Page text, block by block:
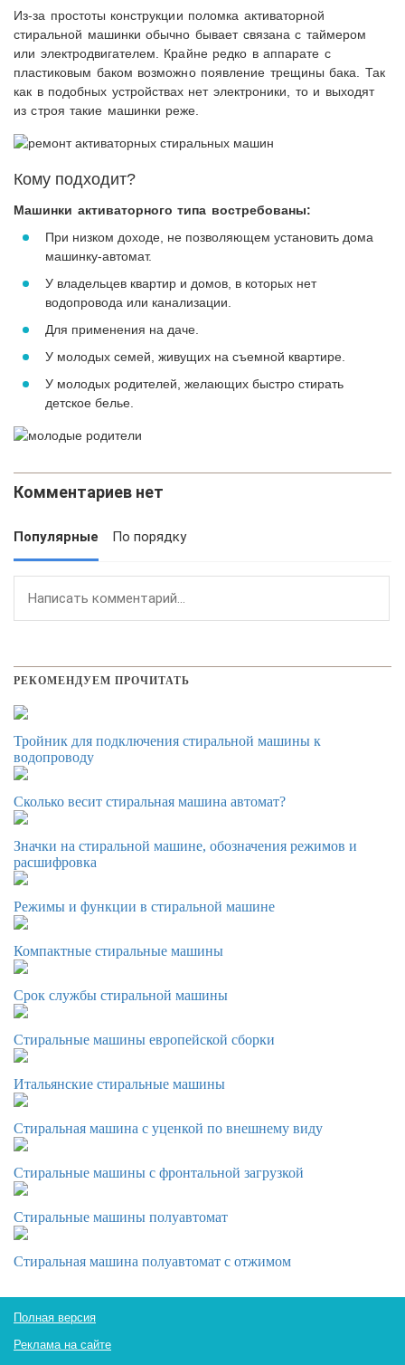
Из-за простоты конструкции поломка активаторной
стиральной машинки обычно бывает связана с таймером
или электродвигателем. Крайне редко в аппарате с
пластиковым баком возможно появление трещины бака. Так
как в подобных устройствах нет электроники, то и выходят
из строя такие машинки реже.
Кому подходит?
Машинки активаторного типа востребованы:
При низком доходе, не позволяющем установить дома
машинку-автомат.
У владельцев квартир и домов, в которых нет
водопровода или канализации.
Для применения на даче.
У молодых семей, живущих на съемной квартире.
У молодых родителей, желающих быстро стирать
детское белье.
Комментариев нет
Популярные По порядку
РЕКОМЕНДУЕМ ПРОЧИТАТЬ
Тройник для подключения стиральной машины к
водопроводу
Сколько весит стиральная машина автомат?
Значки на стиральной машине, обозначения режимов и
расшифровка
Режимы и функции в стиральной машине
Компактные стиральные машины
Срок службы стиральной машины
Стиральные машины европейской сборки
Итальянские стиральные машины
Стиральная машина с уценкой по внешнему виду
Стиральные машины с фронтальной загрузкой
Стиральные машины полуавтомат
Стиральная машина полуавтомат с отжимом
Полная версия
Реклама на сайте